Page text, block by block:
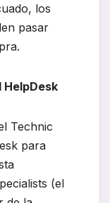
los
pasar
Technic
para
(el